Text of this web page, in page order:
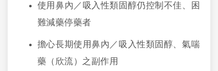
使用鼻內／吸入性類固醇仍控制不佳、困
難減藥停藥者
擔心長期使用鼻內／吸入性類固醇、氣喘
藥（欣流）之副作用